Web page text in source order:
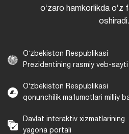
oʻzaro hamkorlikda oʻz
oshiradi.
Oʻzbekiston Respublikasi
Prezidentining rasmiy veb-sayti
Oʻzbekiston Respublikasi
qonunchilik maʼlumotlari milliy
Davlat interaktiv xizmatlarining
yagona portali